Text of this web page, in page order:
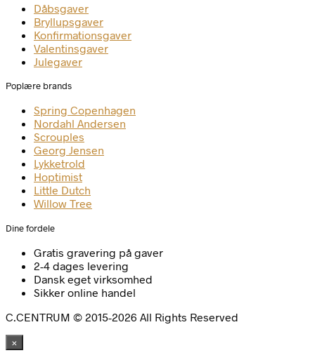
Dåbsgaver
Bryllupsgaver
Konfirmationsgaver
Valentinsgaver
Julegaver
Poplære brands
Spring Copenhagen
Nordahl Andersen
Scrouples
Georg Jensen
Lykketrold
Hoptimist
Little Dutch
Willow Tree
Dine fordele
Gratis gravering på gaver
2-4 dages levering
Dansk eget virksomhed
Sikker online handel
C.CENTRUM © 2015-2026 All Rights Reserved
×